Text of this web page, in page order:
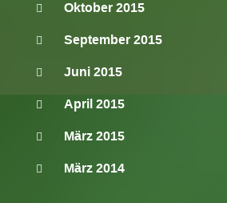
Oktober 2015
September 2015
Juni 2015
April 2015
März 2015
März 2014